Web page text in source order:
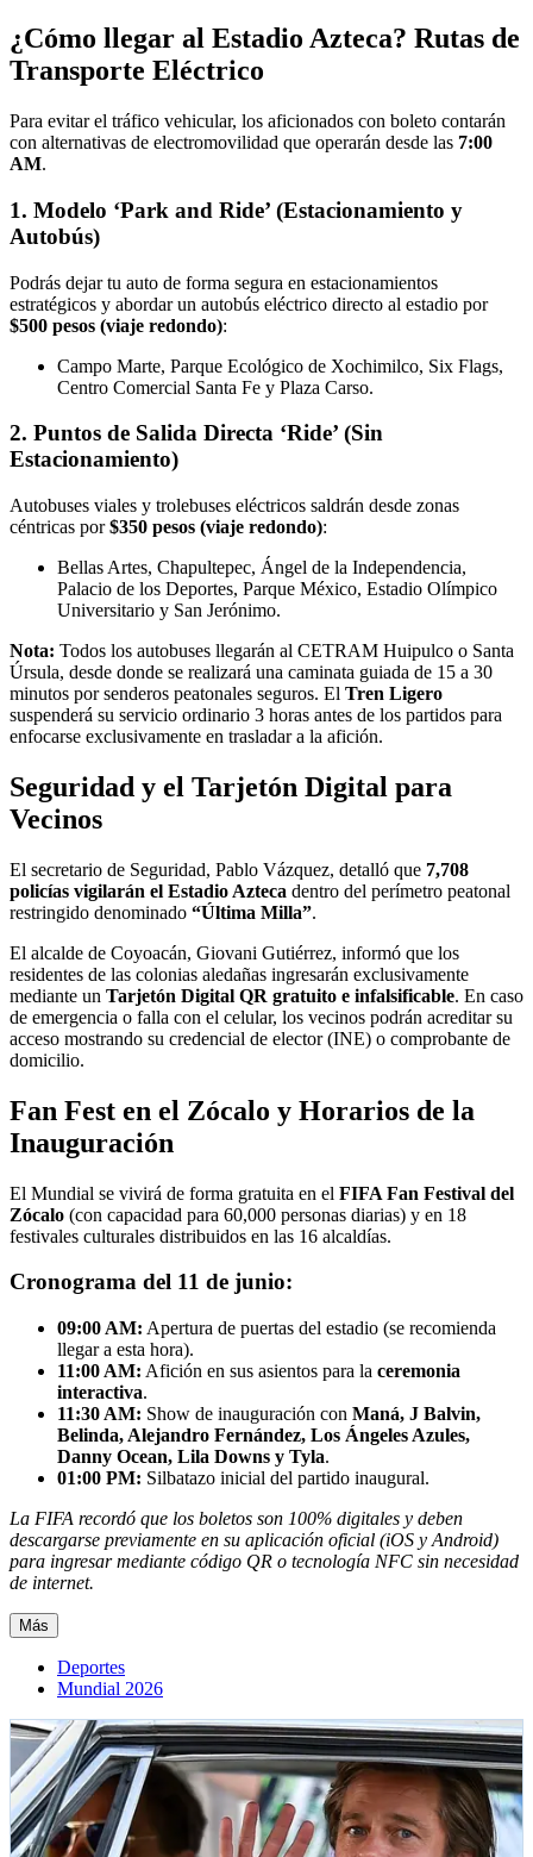
¿Cómo llegar al Estadio Azteca? Rutas de
Transporte Eléctrico
Para evitar el tráfico vehicular, los aficionados con boleto contarán
con alternativas de electromovilidad que operarán desde las 7:00
AM.
1. Modelo ‘Park and Ride’ (Estacionamiento y
Autobús)
Podrás dejar tu auto de forma segura en estacionamientos
estratégicos y abordar un autobús eléctrico directo al estadio por
$500 pesos (viaje redondo):
Campo Marte, Parque Ecológico de Xochimilco, Six Flags,
Centro Comercial Santa Fe y Plaza Carso.
2. Puntos de Salida Directa ‘Ride’ (Sin
Estacionamiento)
Autobuses viales y trolebuses eléctricos saldrán desde zonas
céntricas por$350 pesos (viaje redondo):
Bellas Artes, Chapultepec, Ángel de la Independencia,
Palacio de los Deportes, Parque México, Estadio Olímpico
Universitario y San Jerónimo.
Nota: Todos los autobuses llegarán al CETRAM Huipulco o Santa
Úrsula, desde donde se realizará una caminata guiada de 15 a 30
minutos por senderos peatonales seguros. El Tren Ligero
suspenderá su servicio ordinario 3 horas antes de los partidos para
enfocarse exclusivamente en trasladar a la afición.
Seguridad y el Tarjetón Digital para
Vecinos
El secretario de Seguridad, Pablo Vázquez, detalló que 7,708
policías vigilarán el Estadio Azteca dentro del perímetro peatonal
restringido denominado “Última Milla”.
El alcalde de Coyoacán, Giovani Gutiérrez, informó que los
residentes de las colonias aledañas ingresarán exclusivamente
mediante un Tarjetón Digital QR gratuito e infalsificable. En caso
de emergencia o falla con el celular, los vecinos podrán acreditar su
acceso mostrando su credencial de elector (INE) o comprobante de
domicilio.
Fan Fest en el Zócalo y Horarios de la
Inauguración
El Mundial se vivirá de forma gratuita en el FIFA Fan Festival del
Zócalo (con capacidad para 60,000 personas diarias) y en 18
festivales culturales distribuidos en las 16 alcaldías.
Cronograma del 11 de junio:
09:00 AM: Apertura de puertas del estadio (se recomienda
llegar a esta hora).
11:00 AM: Afición en sus asientos para la ceremonia
interactiva.
11:30 AM: Show de inauguración con Maná, J Balvin,
Belinda, Alejandro Fernández, Los Ángeles Azules,
Danny Ocean, Lila Downs y Tyla.
01:00 PM: Silbatazo inicial del partido inaugural.
La FIFA recordó que los boletos son 100% digitales y deben
descargarse previamente en su aplicación oficial (iOS y Android)
para ingresar mediante código QR o tecnología NFC sin necesidad
de internet.
Más
Deportes
Mundial 2026